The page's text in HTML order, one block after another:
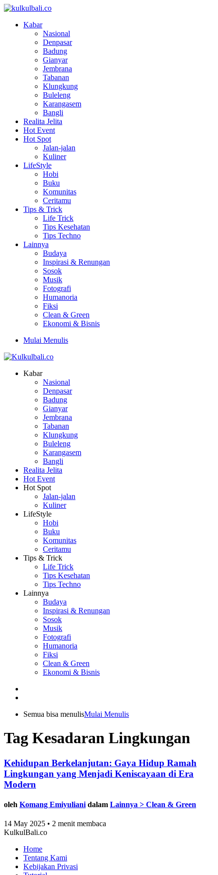
Kabar
Nasional
Denpasar
Badung
Gianyar
Jembrana
Tabanan
Klungkung
Buleleng
Karangasem
Bangli
Realita Jelita
Hot Event
Hot Spot
Jalan-jalan
Kuliner
LifeStyle
Hobi
Buku
Komunitas
Ceritamu
Tips & Trick
Life Trick
Tips Kesehatan
Tips Techno
Lainnya
Budaya
Inspirasi & Renungan
Sosok
Musik
Fotografi
Humanoria
Fiksi
Clean & Green
Ekonomi & Bisnis
Mulai Menulis
Kabar
Nasional
Denpasar
Badung
Gianyar
Jembrana
Tabanan
Klungkung
Buleleng
Karangasem
Bangli
Realita Jelita
Hot Event
Hot Spot
Jalan-jalan
Kuliner
LifeStyle
Hobi
Buku
Komunitas
Ceritamu
Tips & Trick
Life Trick
Tips Kesehatan
Tips Techno
Lainnya
Budaya
Inspirasi & Renungan
Sosok
Musik
Fotografi
Humanoria
Fiksi
Clean & Green
Ekonomi & Bisnis
Semua bisa menulisMulai Menulis
Tag Kesadaran Lingkungan
Kehidupan Berkelanjutan: Gaya Hidup Ramah
Lingkungan yang Menjadi Keniscayaan di Era
Modern
oleh Komang Emiyuliani dalam Lainnya > Clean & Green
14 May 2025 • 2 menit membaca
KulkulBali.co
Home
Tentang Kami
Kebijakan Privasi